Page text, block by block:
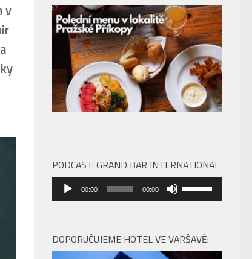
v
PODCAST: GRAND BAR INTERNATIONAL
Audio
přehrávač
00:00 00:00
Použitím
šipek
zvýšíte
nebo
DOPORUČUJEME HOTEL VE VARŠAVĚ: